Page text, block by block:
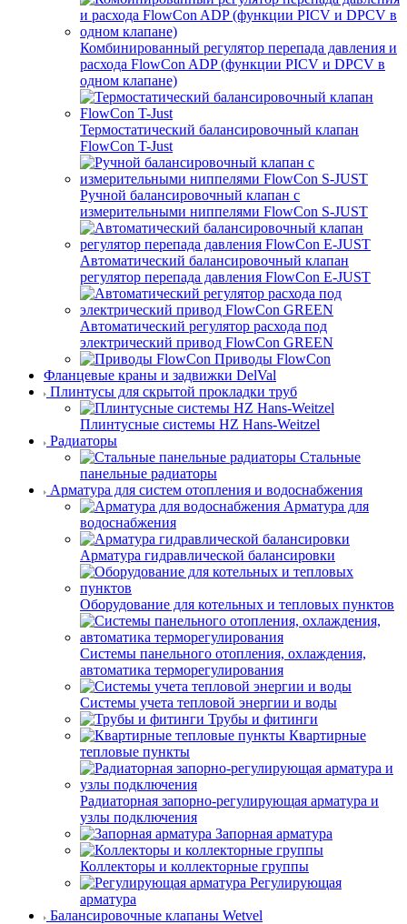
Комбинированный регулятор перепада давления и
расхода FlowСon ADP (функции PICV и DPCV в
одном клапане)
Термостатический балансировочный клапан
FlowСon T-Just
Ручной балансировочный клапан с
измерительными ниппелями FlowСon S-JUST
Автоматический балансировочный клапан
регулятор перепада давления FlowСon E-JUST
Автоматический регулятор расхода под
электрический привод FlowСon GREEN
Приводы FlowCon
Фланцевые краны и задвижки DelVal
Плинтусы для скрытой прокладки труб
Плинтусные системы HZ Hans-Weitzel
Радиаторы
Стальные
панельные радиаторы
Арматура для систем отопления и водоснабжения
Арматура для
водоснабжения
Арматура гидравлической балансировки
Оборудование для котельных и тепловых пунктов
Системы панельного отопления, охлаждения,
автоматика терморегулирования
Системы учета тепловой энергии и воды
Трубы и фитинги
Квартирные
тепловые пункты
Радиаторная запорно-регулирующая арматура и
узлы подключения
Запорная арматура
Коллекторы и коллекторные группы
Регулирующая
арматура
Балансировочные клапаны Wetvel